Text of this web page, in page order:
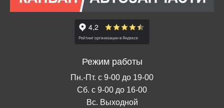
Режим работы
Пн.-Пт. с 9-00 до 19-00
Сб. с 9-00 до 16-00
Вс. Выходной